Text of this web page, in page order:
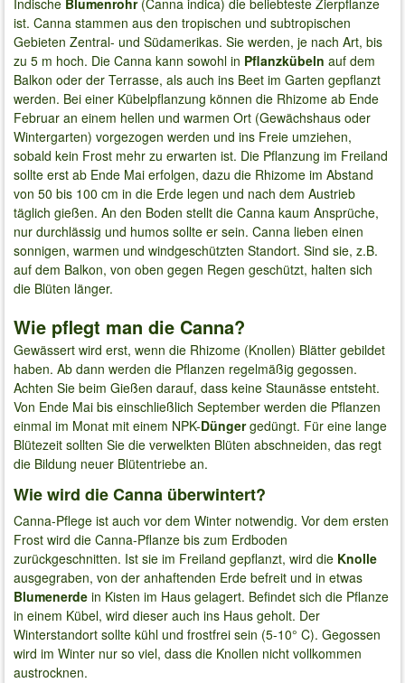
Indische Blumenrohr(Canna indica) die beliebteste Zierpflanze
ist. Canna stammen aus den tropischen und subtropischen
Gebieten Zentral- und Südamerikas. Sie werden, je nach Art, bis
zu 5 m hoch. Die Canna kann sowohl in Pflanzkübeln auf dem
Balkon oder der Terrasse, als auch ins Beet im Garten gepflanzt
werden. Bei einer Kübelpflanzung können die Rhizome ab Ende
Februar an einem hellen und warmen Ort (Gewächshaus oder
Wintergarten) vorgezogen werden und ins Freie umziehen,
sobald kein Frost mehr zu erwarten ist. Die Pflanzung im Freiland
sollte erst ab Ende Mai erfolgen, dazu die Rhizome im Abstand
von 50 bis 100 cm in die Erde legen und nach dem Austrieb
täglich gießen. An den Boden stellt die Canna kaum Ansprüche,
nur durchlässig und humos sollte er sein. Canna lieben einen
sonnigen, warmen und windgeschützten Standort. Sind sie, z.B.
auf dem Balkon, von oben gegen Regen geschützt, halten sich
die Blüten länger.
Wie pflegt man die Canna?
Gewässert wird erst, wenn die Rhizome (Knollen) Blätter gebildet
haben. Ab dann werden die Pflanzen regelmäßig gegossen.
Achten Sie beim Gießen darauf, dass keine Staunässe entsteht.
Von Ende Mai bis einschließlich September werden die Pflanzen
einmal im Monat mit einem NPK-Düngergedüngt. Für eine lange
Blütezeit sollten Sie die verwelkten Blüten abschneiden, das regt
die Bildung neuer Blütentriebe an.
Wie wird die Canna überwintert?
Canna-Pflege ist auch vor dem Winter notwendig. Vor dem ersten
Frost wird die Canna-Pflanze bis zum Erdboden
zurückgeschnitten. Ist sie im Freiland gepflanzt, wird die Knolle
ausgegraben, von der anhaftenden Erde befreit und in etwas
Blumenerde in Kisten im Haus gelagert. Befindet sich die Pflanze
in einem Kübel, wird dieser auch ins Haus geholt. Der
Winterstandort sollte kühl und frostfrei sein (5-10° C). Gegossen
wird im Winter nur so viel, dass die Knollen nicht vollkommen
austrocknen.